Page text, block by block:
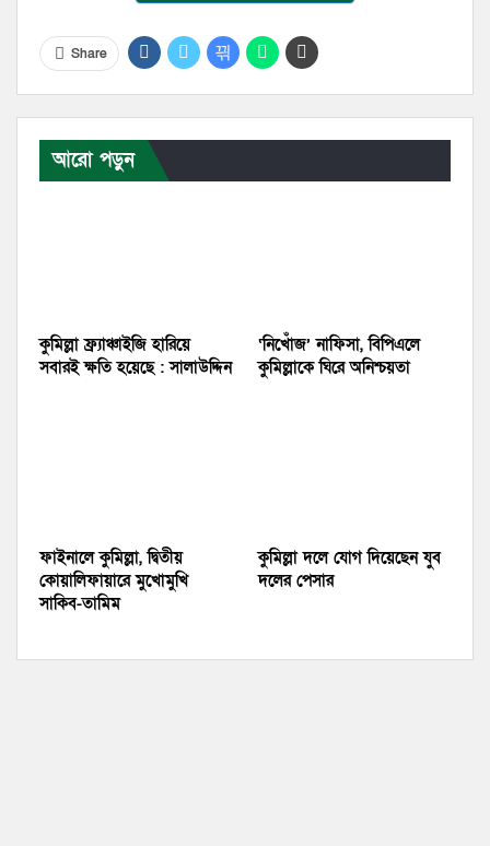
Share
আরো পড়ুন
কুমিল্লা ফ্র্যাঞ্চাইজি হারিয়ে
সবারই ক্ষতি হয়েছে : সালাউদ্দিন
‘নিখোঁজ’ নাফিসা, বিপিএলে
কুমিল্লাকে ঘিরে অনিশ্চয়তা
ফাইনালে কুমিল্লা, দ্বিতীয়
কোয়ালিফায়ারে মুখোমুখি
সাকিব-তামিম
কুমিল্লা দলে যোগ দিয়েছেন যুব
দলের পেসার